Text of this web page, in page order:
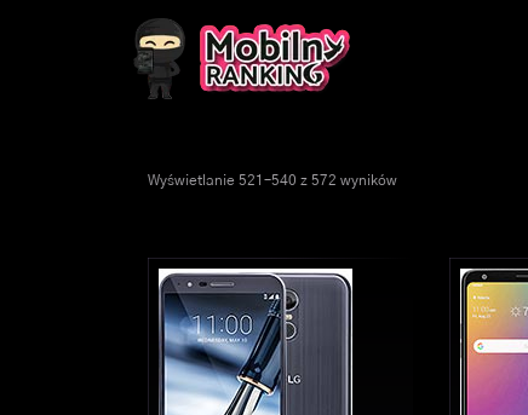
Wyświetlanie 521–540 z 572 wyników